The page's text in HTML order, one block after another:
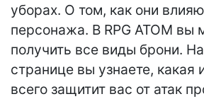
уборах. О том, как они
персонажа. В RPG ATOM вы
получить все виды брони.
странице вы узнаете, какая
всего защитит вас от атак